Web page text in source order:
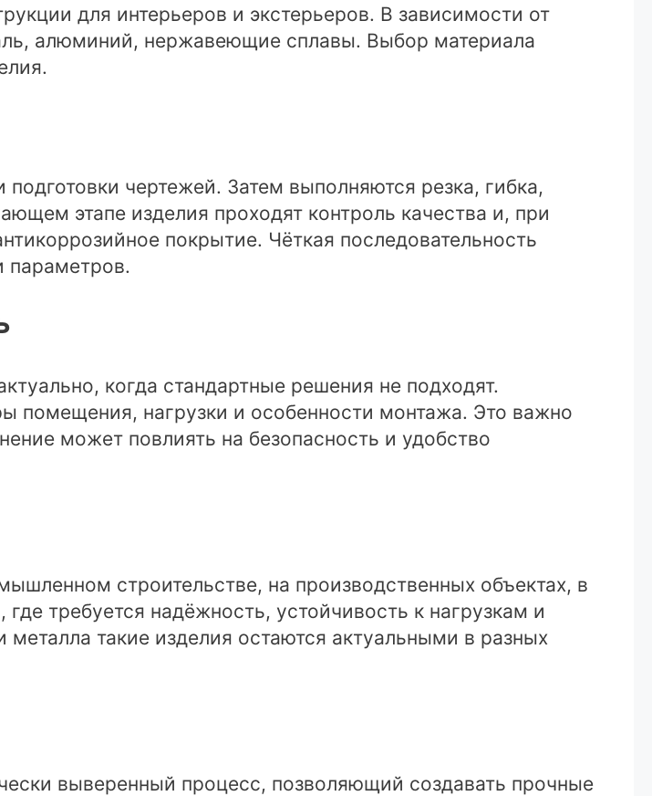
для интерьеров и экстерьеров. В зависимости от
алюминий, нержавеющие сплавы. Выбор материала
чертежей. Затем выполняются резка, гибка,
этапе изделия проходят контроль качества и, при
покрытие. Чёткая последовательность
параметров.
когда стандартные решения не подходят.
помещения, нагрузки и особенности монтажа. Это важно
может повлиять на безопасность и удобство
строительстве, на производственных объектах, в
требуется надёжность, устойчивость к нагрузкам и
такие изделия остаются актуальными в разных
выверенный процесс, позволяющий создавать прочные